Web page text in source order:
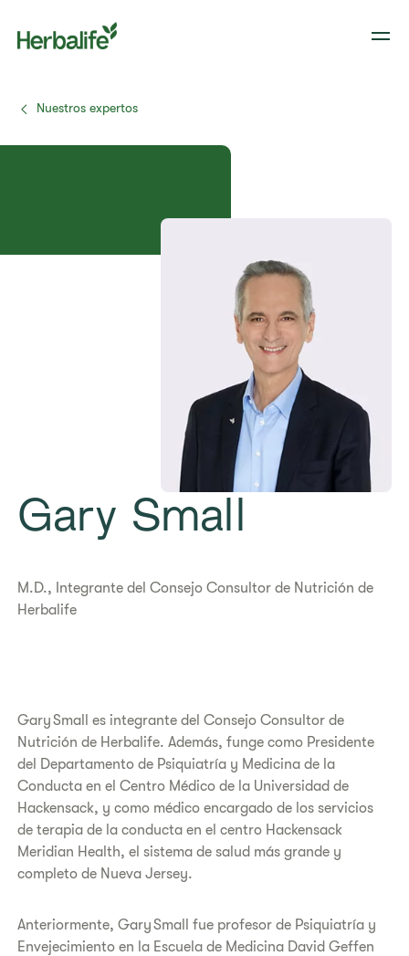
Nuestros expertos
Gary Small
​​M.D., Integrante del Consejo Consultor de Nutrición de
Herbalife​
Gary Small es integrante del Consejo Consultor de
Nutrición de Herbalife. Además, funge como Presidente
del Departamento de Psiquiatría y Medicina de la
Conducta en el Centro Médico de la Universidad de
Hackensack, y como médico encargado de los servicios
de terapia de la conducta en el centro Hackensack
Meridian Health, el sistema de salud más grande y
completo de Nueva Jersey.
Anteriormente, Gary Small fue profesor de Psiquiatría y
Envejecimiento en la Escuela de Medicina David Geffen